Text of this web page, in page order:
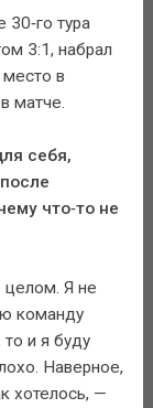
тура
3:1, набрал
место в
матче.
себя,
что‑то не
целом. Я не
команду
и я буду
Наверное,
хотелось, —